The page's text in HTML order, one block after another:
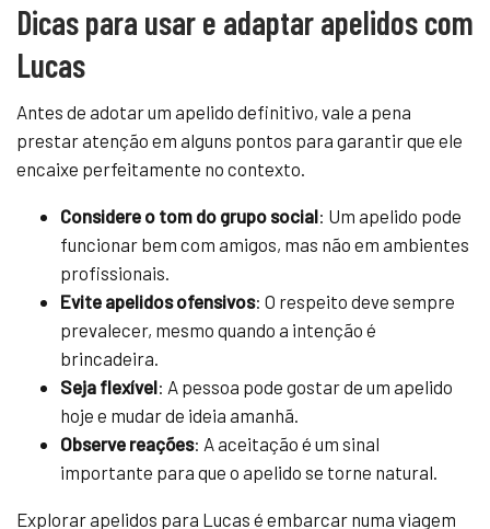
Dicas para usar e adaptar apelidos com
Lucas
Antes de adotar um apelido definitivo, vale a pena
prestar atenção em alguns pontos para garantir que ele
encaixe perfeitamente no contexto.
Considere o tom do grupo social: Um apelido pode
funcionar bem com amigos, mas não em ambientes
profissionais.
Evite apelidos ofensivos: O respeito deve sempre
prevalecer, mesmo quando a intenção é
brincadeira.
Seja flexível: A pessoa pode gostar de um apelido
hoje e mudar de ideia amanhã.
Observe reações: A aceitação é um sinal
importante para que o apelido se torne natural.
Explorar apelidos para Lucas é embarcar numa viagem